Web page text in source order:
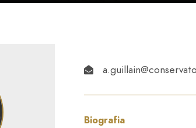
Biografia